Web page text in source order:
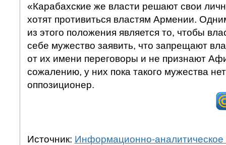
«Карабахские же власти решают свои
хотят противиться властям Армении.
из этого положения является то, чтобы
себе мужество заявить, что запрещают
от их имени переговоры и не признают
сожалению, у них пока такого мужества
оппозиционер.
Источник: Информационно-аналитическое